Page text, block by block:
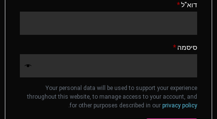
דוא"ל*
סיסמה*
Your personal data will be used to support your experience
throughout this website, to manage access to your account, and
for other purposes described in our privacy policy